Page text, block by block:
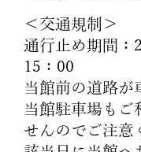
＜交通規制＞
通行止め期間：
15：00
当館前の道路が
当館駐車場もご
せんのでご注意